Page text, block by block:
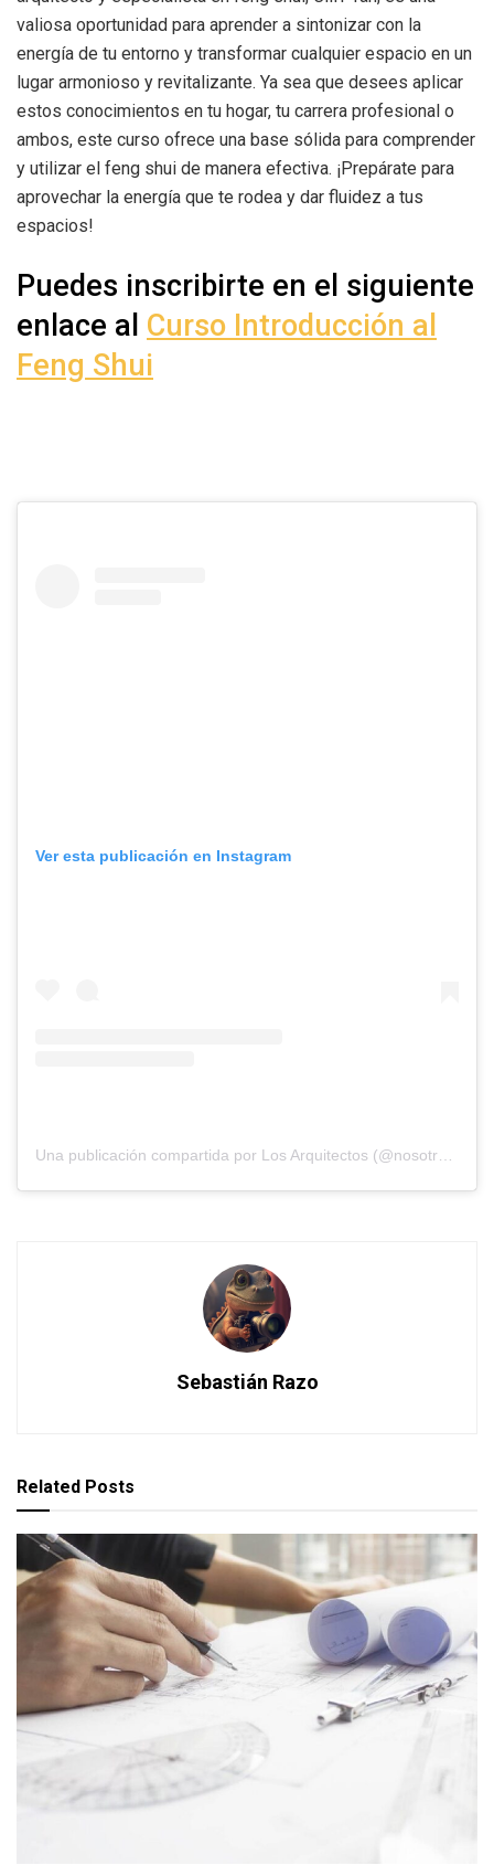
valiosa oportunidad para aprender a sintonizar con la
energía de tu entorno y transformar cualquier espacio en un
lugar armonioso y revitalizante. Ya sea que desees aplicar
estos conocimientos en tu hogar, tu carrera profesional o
ambos, este curso ofrece una base sólida para comprender
y utilizar el feng shui de manera efectiva. ¡Prepárate para
aprovechar la energía que te rodea y dar fluidez a tus
espacios!
Puedes inscribirte en el siguiente
enlace al Curso Introducción al
Feng Shui
Ver esta publicación en Instagram
Sebastián Razo
Related Posts